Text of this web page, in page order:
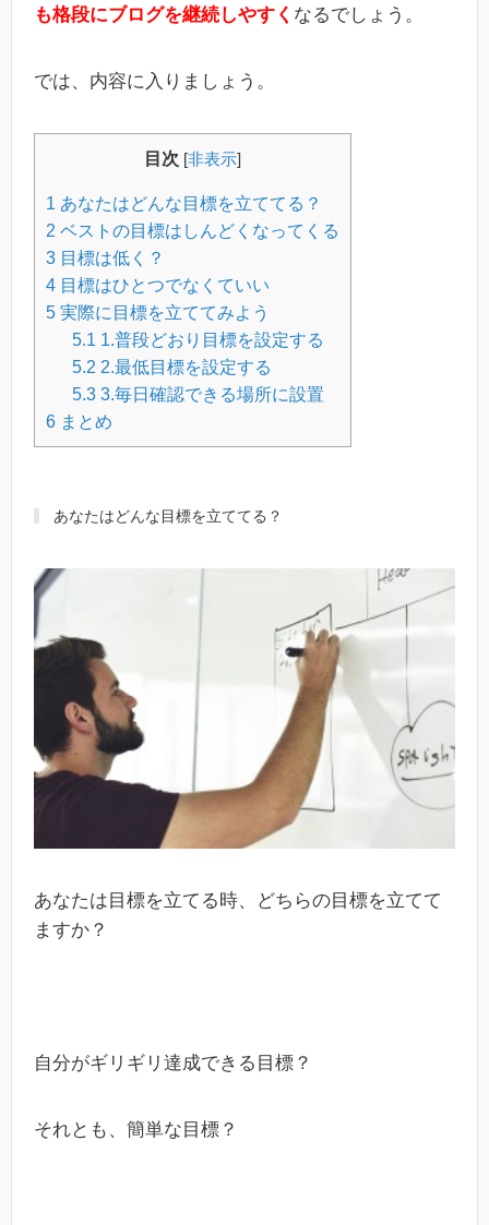
も格段にブログを継続しやすく なるでしょう。
では、内容に入りましょう。
目次 [非表示]
1 あなたはどんな目標を立ててる？
2 ベストの目標はしんどくなってくる
3 目標は低く？
4 目標はひとつでなくていい
5 実際に目標を立ててみよう
5.1 1.普段どおり目標を設定する
5.2 2.最低目標を設定する
5.3 3.毎日確認できる場所に設置
6 まとめ
あなたはどんな目標を立ててる？
あなたは目標を立てる時、どちらの目標を立てて
ますか？
自分がギリギリ達成できる目標？
それとも、簡単な目標？